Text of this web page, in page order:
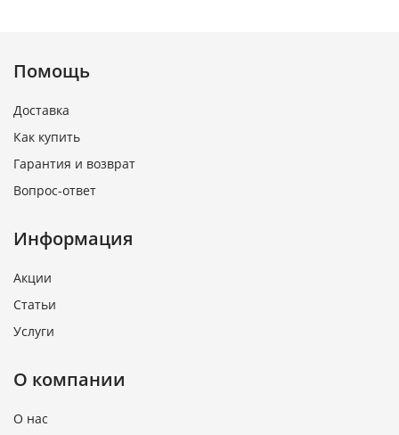
Помощь
Доставка
Как купить
Гарантия и возврат
Вопрос-ответ
Информация
Акции
Статьи
Услуги
О компании
О нас